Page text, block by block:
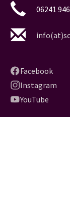
06241
Facebook
Instagram
YouTube